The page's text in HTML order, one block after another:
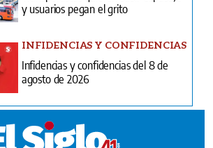
y usuarios pegan el grito
INFIDENCIAS Y CONFIDENCIAS
Infidencias y confidencias del 8 de
agosto de 2026